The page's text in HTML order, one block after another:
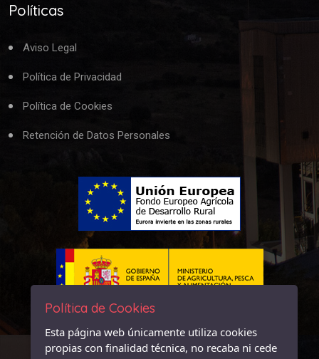
Políticas
Aviso Legal
Política de Privacidad
Política de Cookies
Retención de Datos Personales
Política de Cookies
Esta página web únicamente utiliza cookies
propias con finalidad técnica, no recaba ni cede